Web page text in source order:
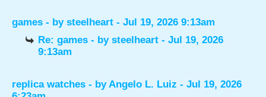
games - by steelheart - Jul 19, 2026 9:13am
Re: games - bysteelheart - Jul 19, 2026
9:13am
replica watches - byAngelo L. Luiz - Jul 19, 2026